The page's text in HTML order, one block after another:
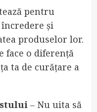
pentru
și
produselor lor.
face o diferență
ta de curățare a
– Nu uita să